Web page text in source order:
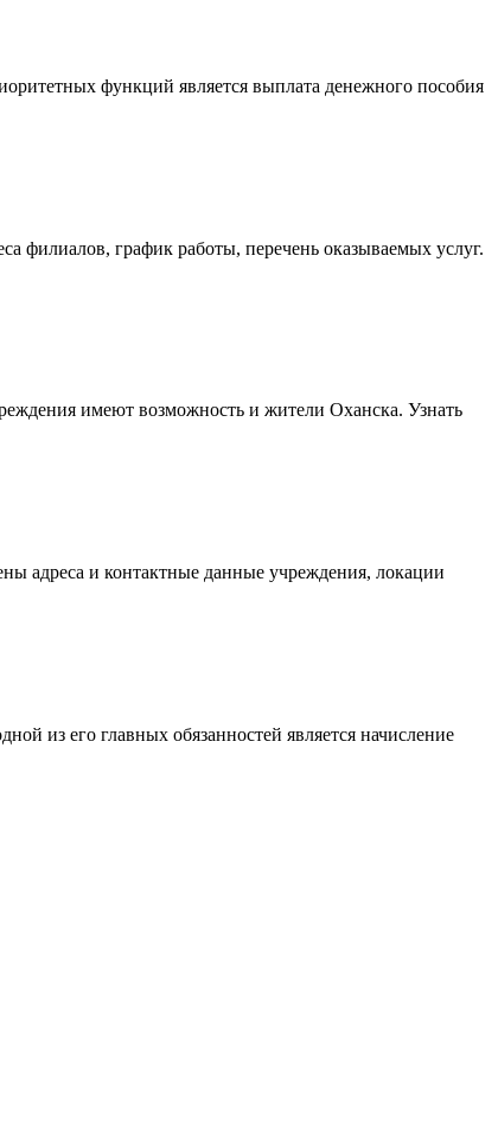
функций является выплата денежного пособия
филиалов, график работы, перечень оказываемых услуг.
имеют возможность и жители Оханска. Узнать
адреса и контактные данные учреждения, локации
из его главных обязанностей является начисление